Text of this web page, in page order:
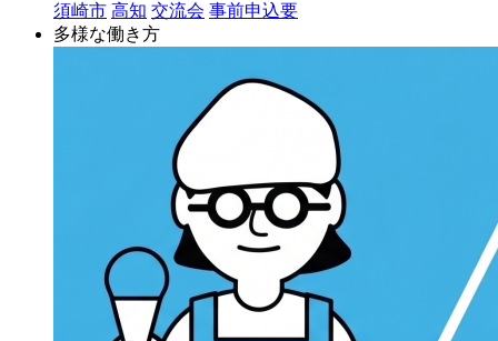
須崎市 高知 交流会 事前申込要
多様な働き方